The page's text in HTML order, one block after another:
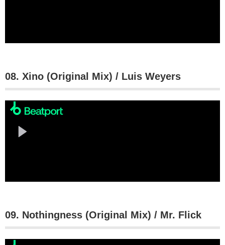
08. Xino (Original Mix) / Luis Weyers
09. Nothingness (Original Mix) / Mr. Flick